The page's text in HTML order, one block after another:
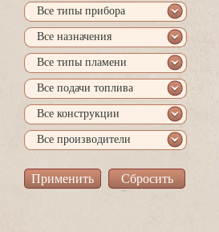
се типы прибора
се назначения
се типы пламени
се подачи топлива
се конструкции
се производители